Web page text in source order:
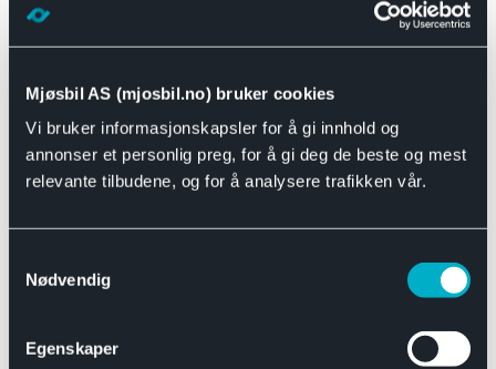
Mjøsbil AS (mjosbil.no) bruker cookies
Vi bruker informasjonskapsler for å gi innhold og
annonser et personlig preg, for å gi deg de beste og mest
relevante tilbudene, og for å analysere trafikken vår.
Nødvendig
Egenskaper
Motor og drivverk
Se alle Universal
Bremsedeler
Se alle Bremsedeler
Bremsenippler
Drivline og motor
Se alle Drivline og motor
Eksosanlegg